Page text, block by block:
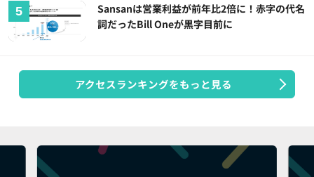
Sansanは営業利益が前年比2倍に！赤字の代名
詞だったBill Oneが黒字目前に
アクセスランキングをもっと見る